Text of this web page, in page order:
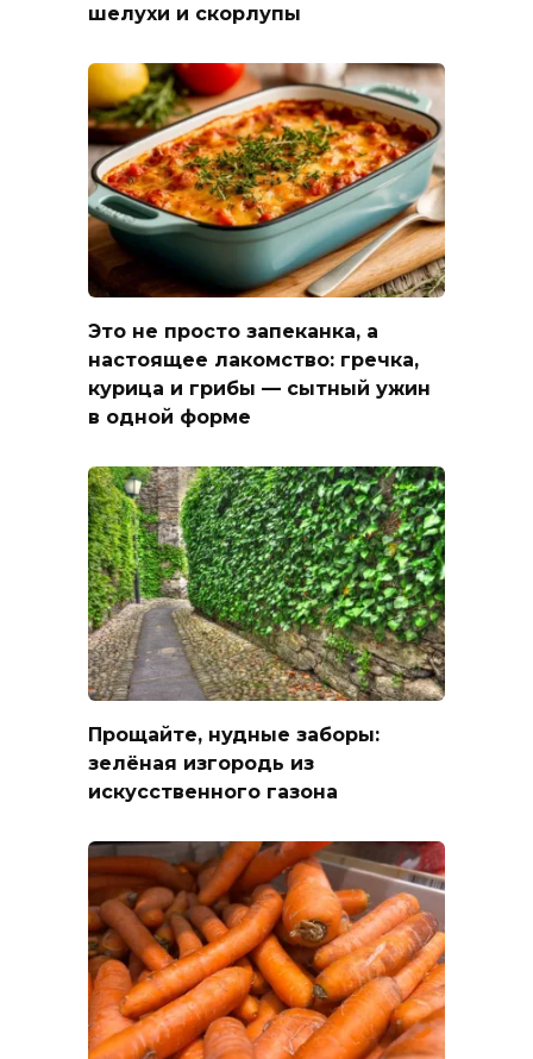
шелухи и скорлупы
Это не просто запеканка, а
настоящее лакомство: гречка,
курица и грибы — сытный ужин
в одной форме
Прощайте, нудные заборы:
зелёная изгородь из
искусственного газона